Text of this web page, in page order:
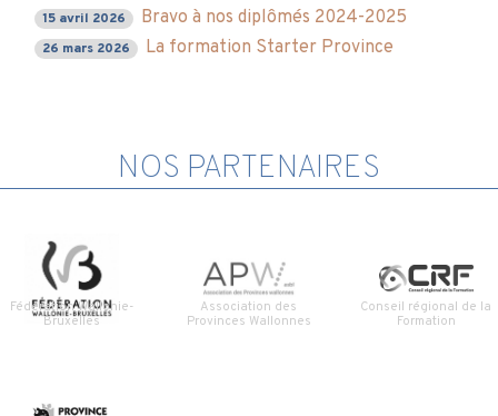
15 avril 2026 Bravo à nos diplômés 2024-2025
26 mars 2026 La formation Starter Province
NOS PARTENAIRES
Fédération Wallonie-
Bruxelles
Association des
Provinces Wallonnes
Conseil régional de la
Formation